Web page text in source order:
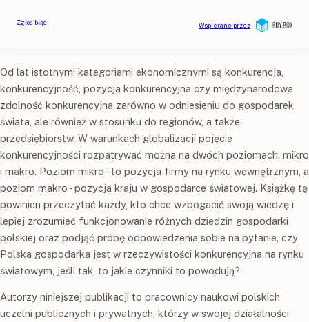
Od lat istotnymi kategoriami ekonomicznymi są konkurencja,
konkurencyjność, pozycja konkurencyjna czy międzynarodowa
zdolność konkurencyjna zarówno w odniesieniu do gospodarek
świata, ale również w stosunku do regionów, a także
przedsiębiorstw. W warunkach globalizacji pojęcie
konkurencyjności rozpatrywać można na dwóch poziomach: mikro
i makro. Poziom mikro - to pozycja firmy na rynku wewnętrznym, a
poziom makro - pozycja kraju w gospodarce światowej. Książkę tę
powinien przeczytać każdy, kto chce wzbogacić swoją wiedzę i
lepiej zrozumieć funkcjonowanie różnych dziedzin gospodarki
polskiej oraz podjąć próbę odpowiedzenia sobie na pytanie, czy
Polska gospodarka jest w rzeczywistości konkurencyjna na rynku
światowym, jeśli tak, to jakie czynniki to powodują?
Autorzy niniejszej publikacji to pracownicy naukowi polskich
uczelni publicznych i prywatnych, którzy w swojej działalności